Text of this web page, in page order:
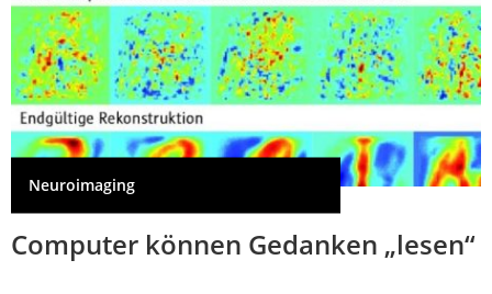
Neuroimaging
Computer können Gedanken „lesen“